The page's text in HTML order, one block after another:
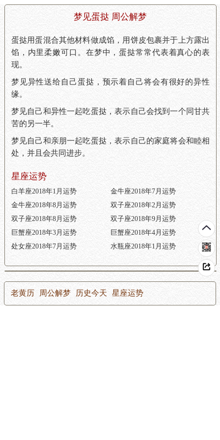
梦见蛋挞 周公解梦
蛋挞用蛋混合其他材料做成馅，用饼皮包裹并于上方露出
馅，内里柔嫩可口。在梦中，蛋挞常常代表着真心的表
现。
梦见异性送给自己蛋挞，预示着自己将会有很好的异性
缘。
梦见自己和异性一起吃蛋挞，表示自己会找到一个同甘共
苦的另一半。
梦见自己和亲朋一起吃蛋挞，表示自己的家庭将会和睦相
处，并且会共同进步。
星座运势
白羊座2018年1月运势
金牛座2018年7月运势
金牛座2018年8月运势
双子座2018年2月运势
双子座2018年8月运势
双子座2018年9月运势
巨蟹座2018年3月运势
巨蟹座2018年4月运势
处女座2018年7月运势
水瓶座2018年1月运势
老黄历 周公解梦 历史今天 星座运势